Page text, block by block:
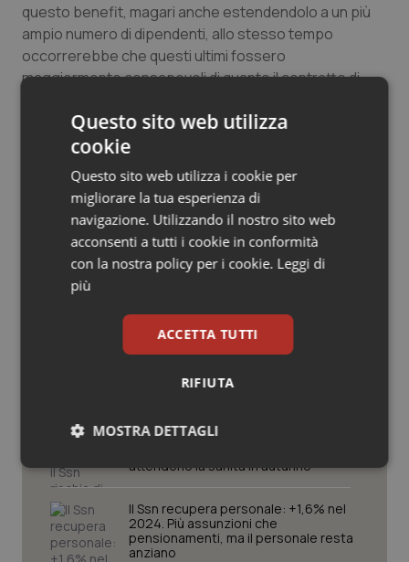
Salute orale & impianti
Sangue & coagulazione
Tiroide
Tumore ovarico
Tumori del Polmone & Testa Collo
Ulcera & Reflusso
questo benefit, magari anche estendendolo a un più
ampio numero di dipendenti, allo stesso tempo
occorrerebbe che questi ultimi fossero
maggiormente consapevoli di quanto il contratto di
© Riproduzione riservata
Potrebbe interessarti in
Studi e Analisi
Senza scelte coraggiose il Ssn rischia
di restare universale solo sulla carta.
attendono la sanità in autunno
Il Ssn recupera personale: +1,6% nel
2024. Più assunzioni che
pensionamenti, ma il personale resta
anziano
Questo sito web utilizza
cookie
Questo sito web utilizza i cookie per
migliorare la tua esperienza di
navigazione. Utilizzando il nostro sito web
acconsenti a tutti i cookie in conformità
con la nostra policy per i cookie. Leggi di
più
ACCETTA TUTTI
RIFIUTA
MOSTRA DETTAGLI
Necessari Statistici Marketing